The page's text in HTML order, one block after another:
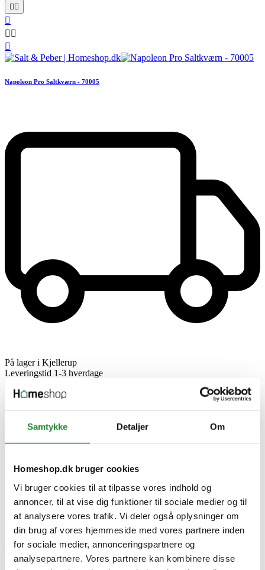
Samtykke Detaljer Om
Homeshop.dk bruger cookies
Vi bruger cookies til at tilpasse vores indhold og
annoncer, til at vise dig funktioner til sociale medier og til
at analysere vores trafik. Vi deler også oplysninger om
din brug af vores hjemmeside med vores partnere inden
for sociale medier, annonceringspartnere og
analysepartnere. Vores partnere kan kombinere disse
 

 

Napoleon Pro Saltkværn - 70005
På lager i Kjellerup
Leveringstid 1-3 hverdage
DKK 229,00
remove
Tilføj til kurv
saltbøsse.Passer perfekt til madlavning i køkkenet og grill samt
nemme at bruge og alle produkterne har alle et enkel og simpelt
udseende/look.
Når du shopper på nettet ved vi, hvor vigtig pris, lager og levering
er. Vi sørger derfor ved Homeshop altid for, at opdaterer vores
hjemmeside løbende!